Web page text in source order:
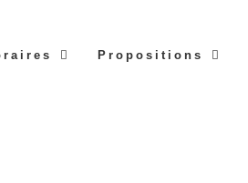
Propositions